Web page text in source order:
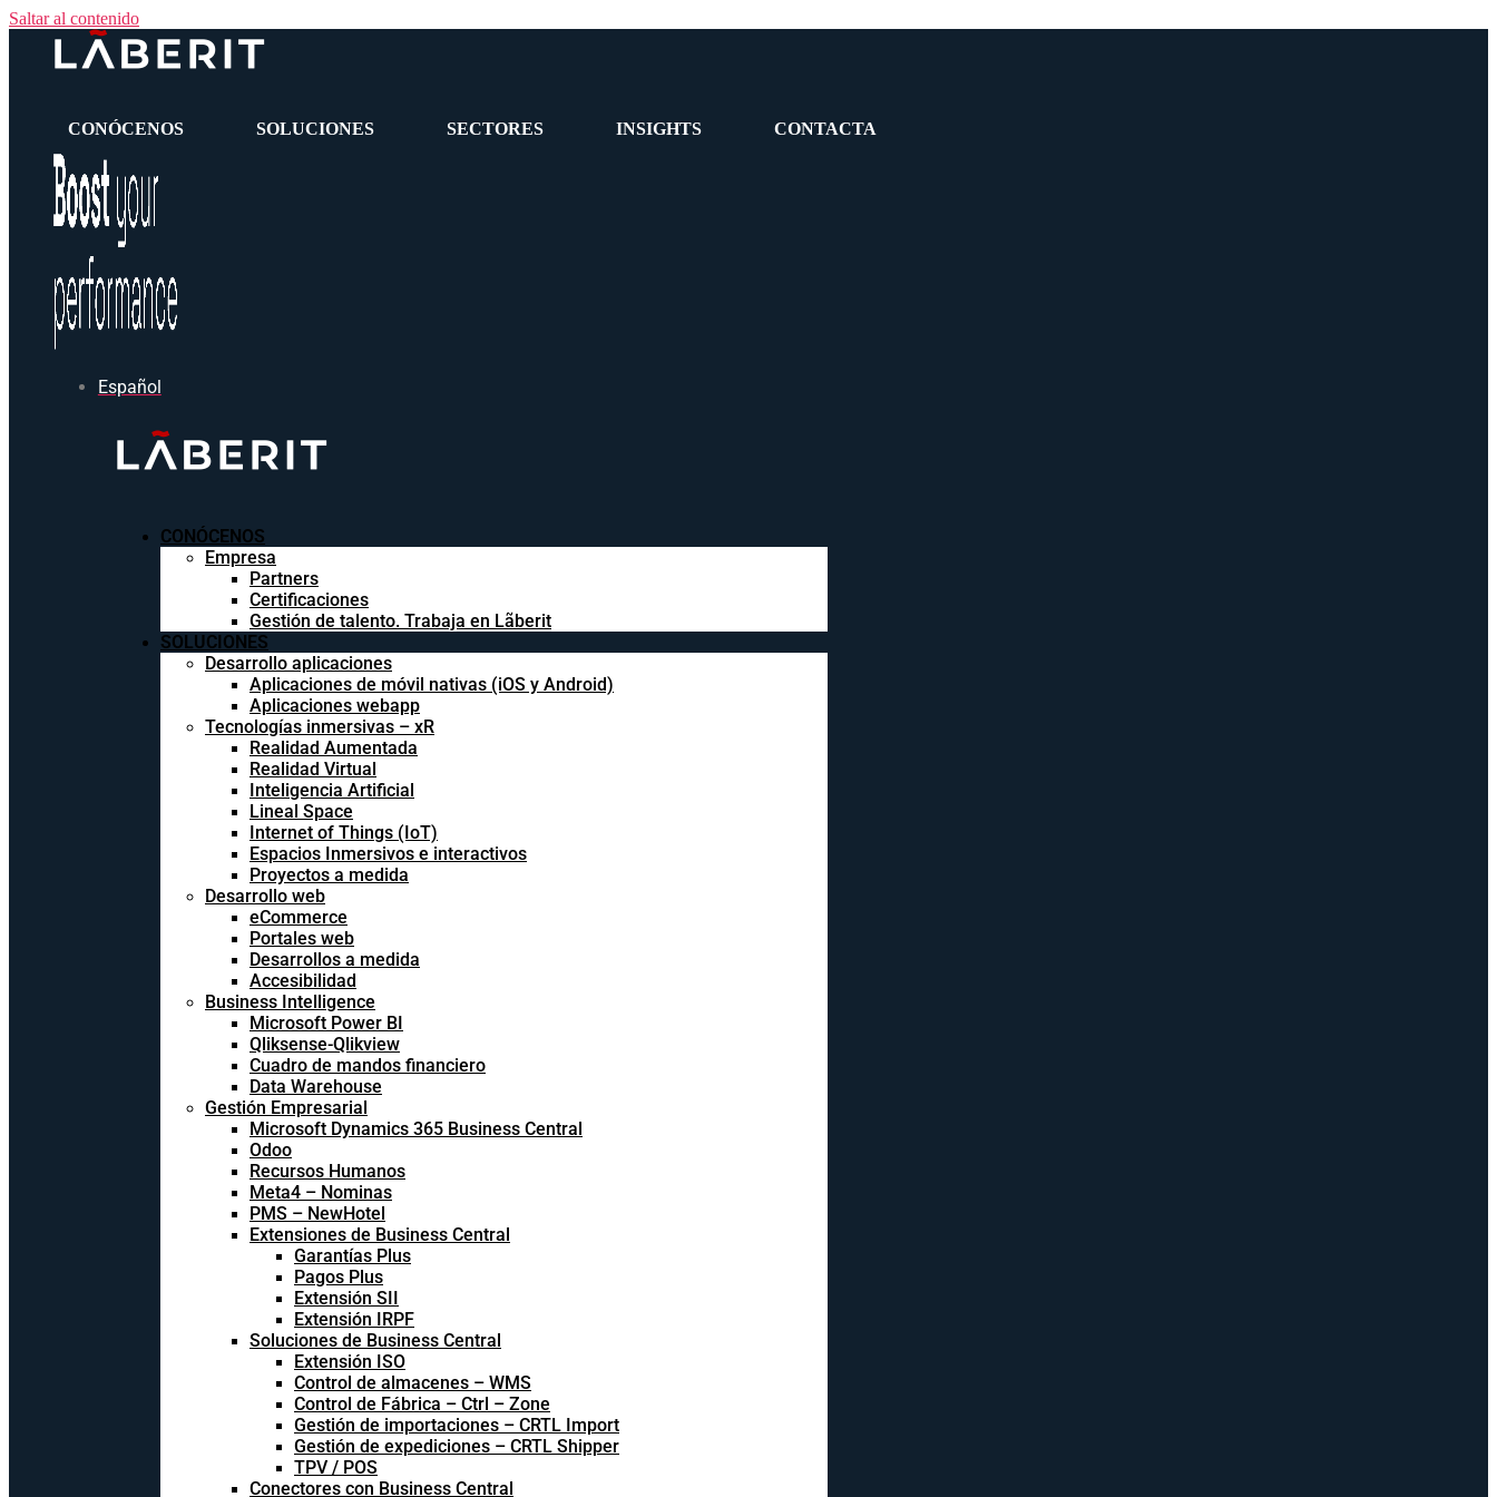
Saltar al contenido
CONÓCENOS SOLUCIONES SECTORES INSIGHTS CONTACTA
Español
CONÓCENOS
Empresa
Partners
Certificaciones
Gestión de talento. Trabaja en Lãberit
SOLUCIONES
Desarrollo aplicaciones
Aplicaciones de móvil nativas (iOS y Android)
Aplicaciones webapp
Tecnologías inmersivas – xR
Realidad Aumentada
Realidad Virtual
Inteligencia Artificial
Lineal Space
Internet of Things (IoT)
Espacios Inmersivos e interactivos
Proyectos a medida
Desarrollo web
eCommerce
Portales web
Desarrollos a medida
Accesibilidad
Business Intelligence
Microsoft Power BI
Qliksense-Qlikview
Cuadro de mandos financiero
Data Warehouse
Gestión Empresarial
Microsoft Dynamics 365 Business Central
Odoo
Recursos Humanos
Meta4 – Nominas
PMS – NewHotel
Extensiones de Business Central
Garantías Plus
Pagos Plus
Extensión SII
Extensión IRPF
Soluciones de Business Central
Extensión ISO
Control de almacenes – WMS
Control de Fábrica – Ctrl – Zone
Gestión de importaciones – CRTL Import
Gestión de expediciones – CRTL Shipper
TPV / POS
Conectores con Business Central